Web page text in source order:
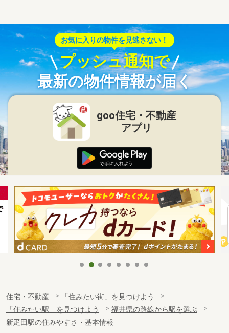
お気に入りの物件を見逃さない！
プッシュ通知で
最新の物件情報が届く
goo住宅・不動産
アプリ
住宅・不動産
「住みたい街」を見つけよう
「住みたい駅」を見つけよう
福井県の路線から駅を選ぶ
新疋田駅の住みやすさ・基本情報